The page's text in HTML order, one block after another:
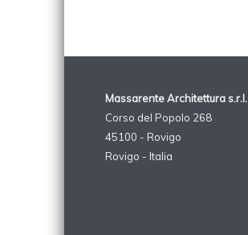
Massarente Architettura s.r.l.
Corso del Popolo 268
45100 - Rovigo
Rovigo - Italia